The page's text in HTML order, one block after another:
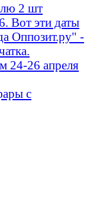
2 шт
Вот эти даты
Оппозит.ру" -
24-26 апреля
с